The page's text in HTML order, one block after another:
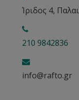
Ίριδος 4,
210 9842836
info@rafto.gr